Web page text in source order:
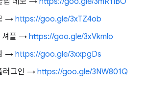
→ https://goo.gle/3xTZ4ob
셔플 → https://goo.gle/3xVkmlo
→ https://goo.gle/3xxpgDs
러그인 → https://goo.gle/3NW801Q